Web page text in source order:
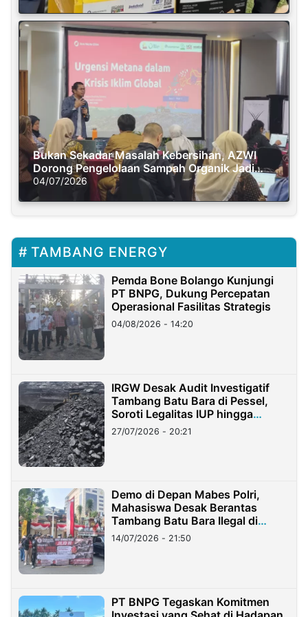
Bukan Sekadar Masalah Kebersihan, AZWI
Dorong Pengelolaan Sampah Organik Jadi
Solusi Krisis Iklim
04/07/2026
TAMBANG ENERGY
Pemda Bone Bolango Kunjungi
PT BNPG, Dukung Percepatan
Operasional Fasilitas Strategis
04/08/2026 - 14:20
IRGW Desak Audit Investigatif
Tambang Batu Bara di Pessel,
Soroti Legalitas IUP hingga
Stockpile
27/07/2026 - 20:21
Demo di Depan Mabes Polri,
Mahasiswa Desak Berantas
Tambang Batu Bara Ilegal di
Lampung
14/07/2026 - 21:50
PT BNPG Tegaskan Komitmen